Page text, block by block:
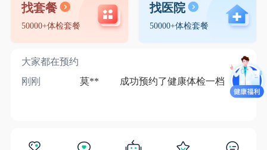
找套餐
50000+体检套餐
找医院
50000+体检套餐
大家都在预约
刚刚
莫** 成功预约了健康体检一档 1分